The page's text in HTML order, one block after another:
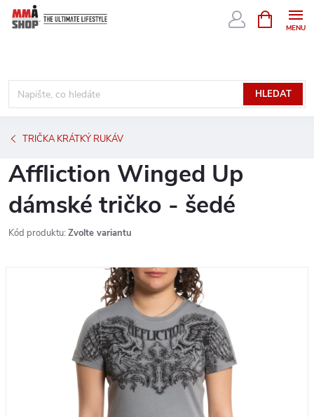
Přejít
HLEDAT
NÁKUPNÍ
KOŠÍK
TRIČKA KRÁTKÝ RUKÁV
Affliction Winged Up
dámské tričko - šedé
Kód produktu: Zvolte variantu